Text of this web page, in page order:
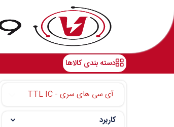
دسته بندی کالاها
آی سی های سری - TTL IC
کاربرد